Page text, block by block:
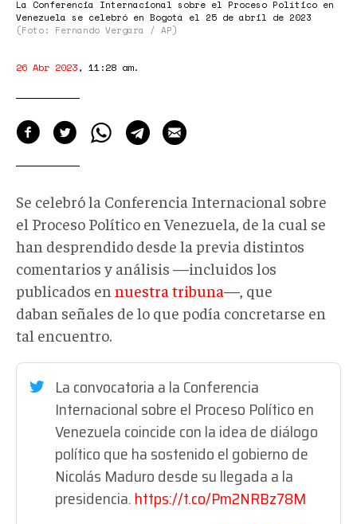
La Conferencia Internacional sobre el Proceso Político en
Venezuela se celebró en Bogotá el 25 de abril de 2023
(Foto: Fernando Vergara / AP)
26 Abr 2023, 11:28 am.
Se celebró la Conferencia Internacional sobre
el Proceso Político en Venezuela, de la cual se
han desprendido desde la previa distintos
comentarios y análisis —incluidos los
publicados en nuestra tribuna—, que
daban señales de lo que podía concretarse en
tal encuentro.
La convocatoria a la Conferencia
Internacional sobre el Proceso Político en
Venezuela coincide con la idea de diálogo
político que ha sostenido el gobierno de
Nicolás Maduro desde su llegada a la
presidencia.https://t.co/Pm2NRBz78M